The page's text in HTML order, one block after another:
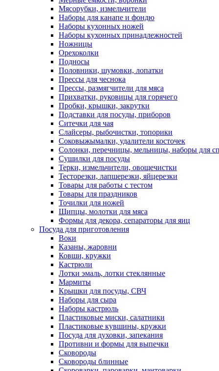
Мясорубки, измельчители
Наборы для канапе и фондю
Наборы кухонных ножей
Наборы кухонных принадлежностей
Ножницы
Орехоколки
Подносы
Половники, шумовки, лопатки
Прессы для чеснока
Прессы, размягчители для мяса
Прихватки, руковицы для горячего
Пробки, крышки, закрутки
Подставки для посуды, приборов
Ситечки для чая
Слайсеры, рыбочистки, топорики
Соковыжымалки, удалители косточек
Солонки, перечницы, мельницы, наборы для
Сушилки для посуды
Терки, измельчители, овощечистки
Тесторезки, лапшерезки, яйцерезки
Товары для работы с тестом
Товары для праздников
Точилки для ножей
Щипцы, молотки для мяса
Формы для декора, сепараторы для яиц
Посуда для приготовления
Воки
Казаны, жаровни
Ковши, кружки
Кастрюли
Лотки эмаль, лотки стеклянные
Мармиты
Крышки для посуды, СВЧ
Наборы для сыра
Наборы кастрюль
Пластиковые миски, салатники
Пластиковые кувшины, кружки
Посуда для духовки, запекания
Противни и формы для выпечки
Сковороды
Сковороды блинные